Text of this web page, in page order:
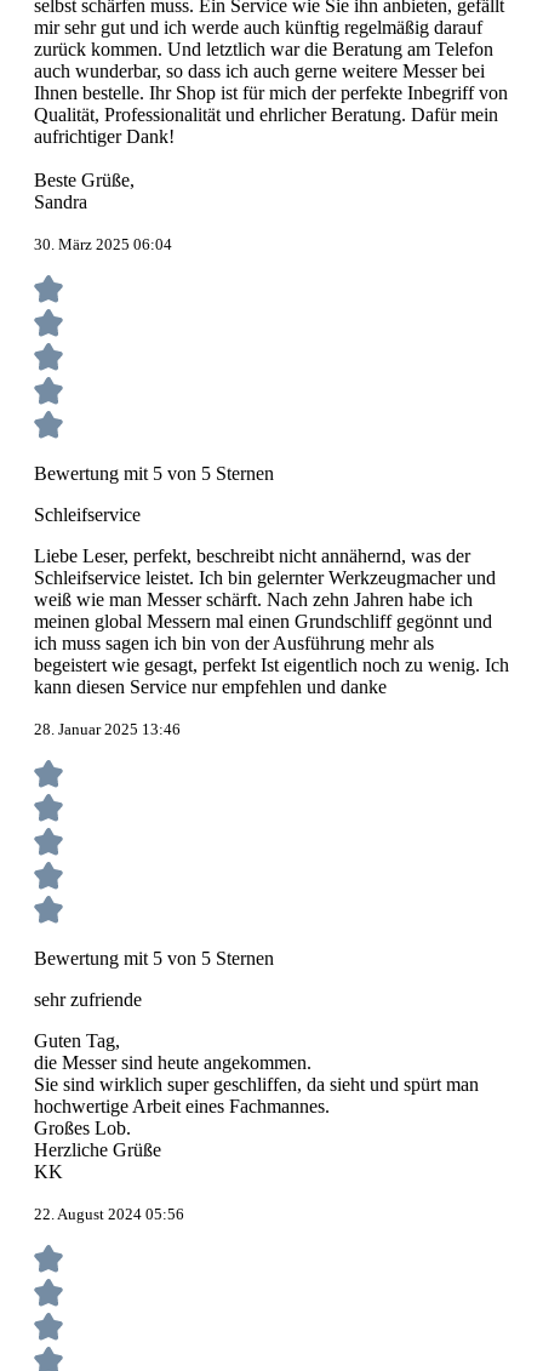
selbst schärfen muss. Ein Service wie Sie ihn anbieten, gefällt
mir sehr gut und ich werde auch künftig regelmäßig darauf
zurück kommen. Und letztlich war die Beratung am Telefon
auch wunderbar, so dass ich auch gerne weitere Messer bei
Ihnen bestelle. Ihr Shop ist für mich der perfekte Inbegriff von
Qualität, Professionalität und ehrlicher Beratung. Dafür mein
aufrichtiger Dank!
Beste Grüße,
Sandra
30. März 2025 06:04
Bewertung mit 5 von 5 Sternen
Schleifservice
Liebe Leser, perfekt, beschreibt nicht annähernd, was der
Schleifservice leistet. Ich bin gelernter Werkzeugmacher und
weiß wie man Messer schärft. Nach zehn Jahren habe ich
meinen global Messern mal einen Grundschliff gegönnt und
ich muss sagen ich bin von der Ausführung mehr als
begeistert wie gesagt, perfekt Ist eigentlich noch zu wenig. Ich
kann diesen Service nur empfehlen und danke
28. Januar 2025 13:46
Bewertung mit 5 von 5 Sternen
sehr zufriende
Guten Tag,
die Messer sind heute angekommen.
Sie sind wirklich super geschliffen, da sieht und spürt man
hochwertige Arbeit eines Fachmannes.
Großes Lob.
Herzliche Grüße
KK
22. August 2024 05:56